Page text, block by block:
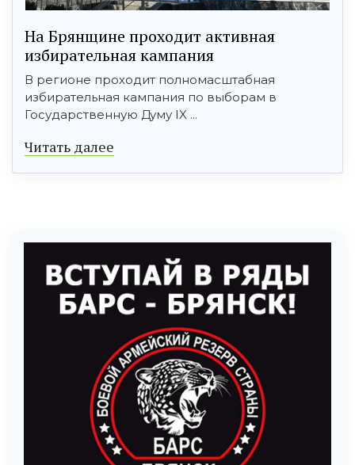
На Брянщине проходит активная
избирательная кампания
В регионе проходит полномасштабная
избирательная кампания по выборам в
Государственную Думу IX ...
Читать далее